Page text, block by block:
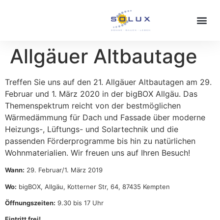
Allgäuer Altbautage
Treffen Sie uns auf den 21. Allgäuer Altbautagen am 29.
Februar und 1. März 2020 in der bigBOX Allgäu. Das
Themenspektrum reicht von der bestmöglichen
Wärmedämmung für Dach und Fassade über moderne
Heizungs-, Lüftungs- und Solartechnik und die
passenden Förderprogramme bis hin zu natürlichen
Wohnmaterialien. Wir freuen uns auf Ihren Besuch!
Wann: 29. Februar/1. März 2019
Wo: bigBOX, Allgäu, Kotterner Str, 64, 87435 Kempten
Öffnungszeiten: 9.30 bis 17 Uhr